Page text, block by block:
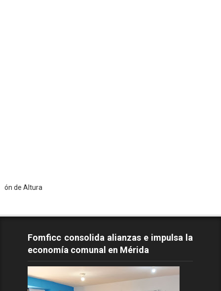
Fomficc consolida alianzas e impulsa la
economía comunal en Mérida